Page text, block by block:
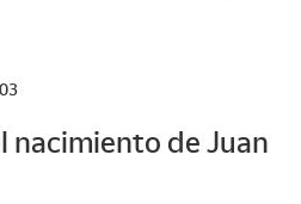
nacimiento de Juan